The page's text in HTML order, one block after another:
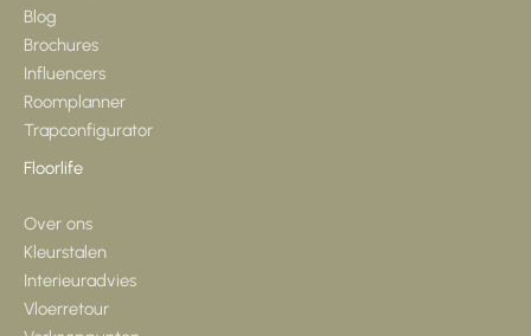
Blog
Brochures
Influencers
Roomplanner
Trapconfigurator
Floorlife
Over ons
Kleurstalen
Interieuradvies
Vloerretour